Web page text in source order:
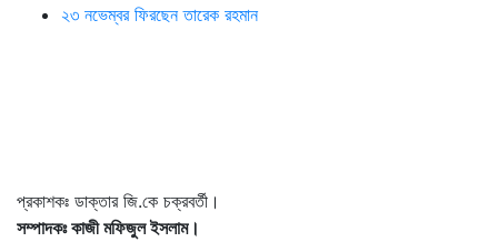
২৩ নভেম্বর ফিরছেন তারেক রহমান
প্রকাশকঃ ডাক্তার জি.কে চক্রবর্তী।
সম্পাদকঃ কাজী মফিজুল ইসলাম।